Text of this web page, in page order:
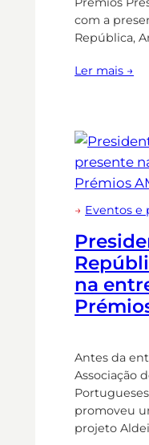
com a
República,
Ler mais →
→ Eventos e
na
Antes da
Associação
promoveu
projeto